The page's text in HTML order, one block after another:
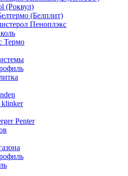
(Роквул)
(Белплит)
Пеноплэкс
Термо
klinker
Penter